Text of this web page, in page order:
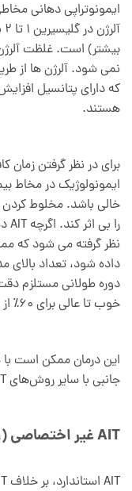
ایمونوتراپی دهانی
بیشتر) است. غلظت
نمی شود. آلرژن ها از
که دارای پتانسیل
هستند.
برای در نظر گرفتن زمان
نظر گرفته می شود که
داده شود، تعداد بالای
دوره طولانی مستلزم
خوب تا عالی برای 60٪ از بیماران سگ گزارش شده است.
این درمان ممکن است با
جانبی با سایر روش‌های AIT نشان داده‌اند، انجام شود.
AIT غیر اختصاصی (استاندارد شده)